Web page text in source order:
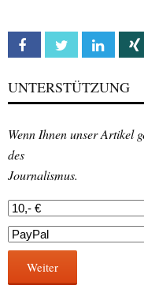
Facebook Twitter Linkedin
UNTERSTÜTZUNG
Wenn Ihnen unser Artikel
des
Journalismus.
Weiter